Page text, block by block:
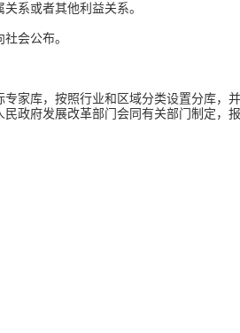
系或者其他利益关系。
会公布。
库，按照行业和区域分类设置分库，
政府发展改革部门会同有关部门制定，